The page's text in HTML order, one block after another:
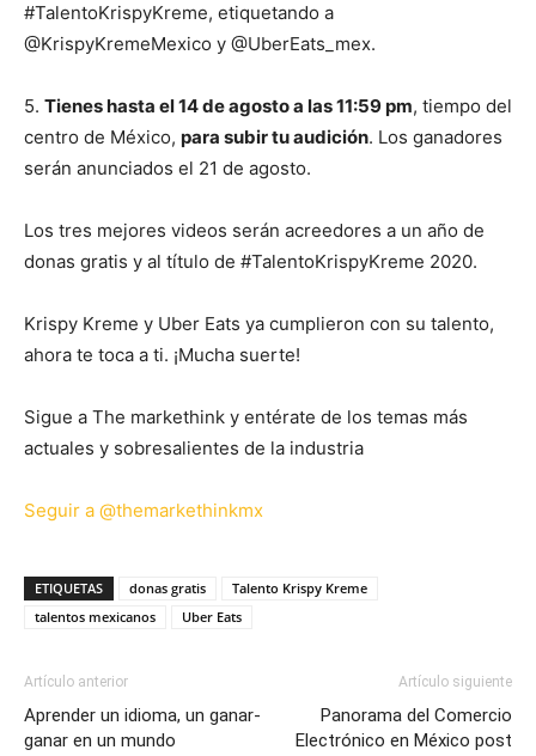
#TalentoKrispyKreme, etiquetando a
@KrispyKremeMexico y @UberEats_mex.
5. Tienes hasta el 14 de agosto a las 11:59 pm, tiempo del
centro de México, para subir tu audición. Los ganadores
serán anunciados el 21 de agosto.
Los tres mejores videos serán acreedores a un año de
donas gratis y al título de #TalentoKrispyKreme 2020.
Krispy Kreme y Uber Eats ya cumplieron con su talento,
ahora te toca a ti. ¡Mucha suerte!
Sigue a The markethink y entérate de los temas más
actuales y sobresalientes de la industria
Seguir a @themarkethinkmx
ETIQUETAS donas gratis
Talento Krispy Kreme
talentos mexicanos
Uber Eats
Artículo anterior
Aprender un idioma, un ganar-
ganar en un mundo
Artículo siguiente
Panorama del Comercio
Electrónico en México post